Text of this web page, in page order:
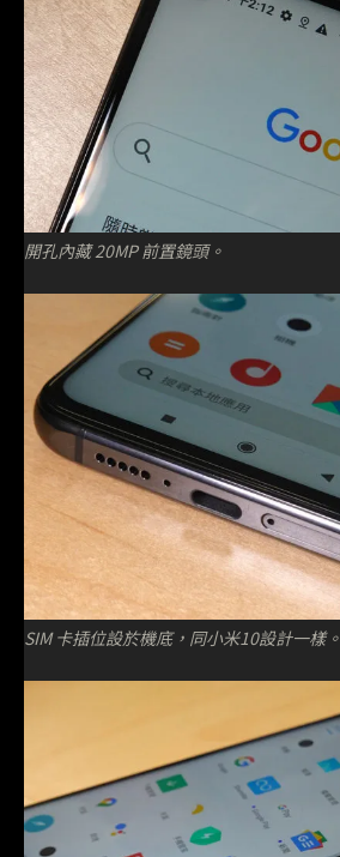
開孔內藏 20MP 前置鏡頭。
SIM 卡插位設於機底，同小米10設計一樣。